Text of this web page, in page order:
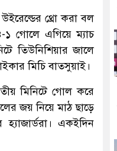
থ্রো করা বল
১ গোলে এগিয়ে ম্যাচ
তিউনিশিয়ার জালে
মিচি বাতসুয়াই।
মিনিটে গোল করে
জয় নিয়ে মাঠ ছাড়ে
একইদিন